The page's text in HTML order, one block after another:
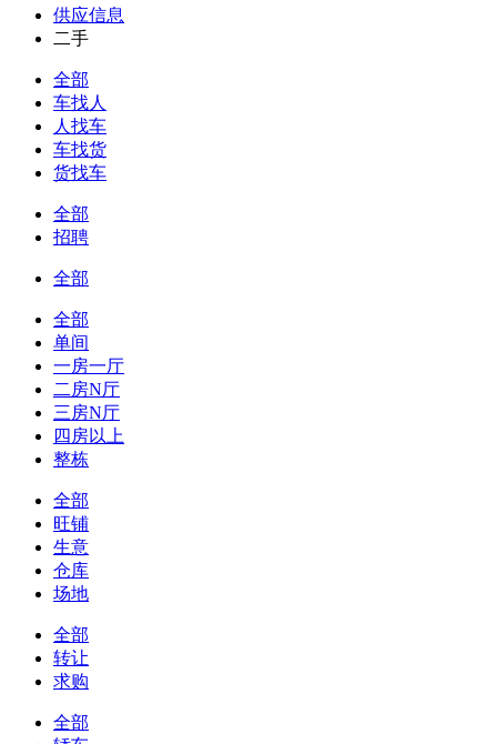
供应信息
二手
全部
车找人
人找车
车找货
货找车
全部
招聘
全部
全部
单间
一房一厅
二房N厅
三房N厅
四房以上
整栋
全部
旺铺
生意
仓库
场地
全部
转让
求购
全部